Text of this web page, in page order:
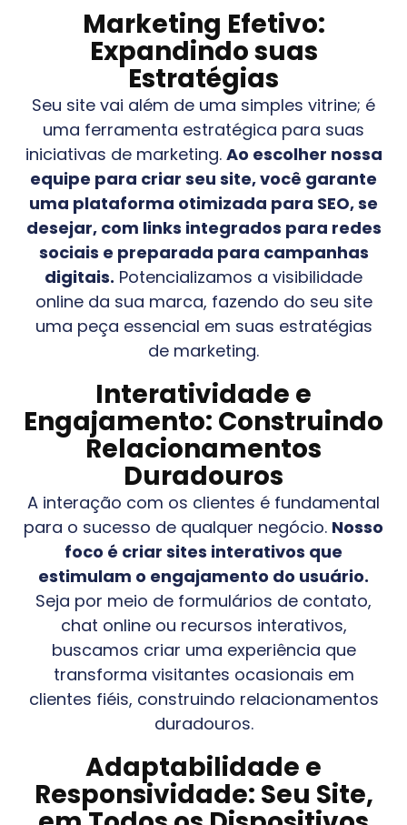
Marketing Efetivo:
Expandindo suas
Estratégias
Seu site vai além de uma simples vitrine; é
uma ferramenta estratégica para suas
iniciativas de marketing. Ao escolher nossa
equipe para criar seu site, você garante
uma plataforma otimizada para SEO, se
desejar, com links integrados para redes
sociais e preparada para campanhas
digitais. Potencializamos a visibilidade
online da sua marca, fazendo do seu site
uma peça essencial em suas estratégias
de marketing.
Interatividade e
Engajamento: Construindo
Relacionamentos
Duradouros
A interação com os clientes é fundamental
para o sucesso de qualquer negócio. Nosso
foco é criar sites interativos que
estimulam o engajamento do usuário.
Seja por meio de formulários de contato,
chat online ou recursos interativos,
buscamos criar uma experiência que
transforma visitantes ocasionais em
clientes fiéis, construindo relacionamentos
duradouros.
Adaptabilidade e
Responsividade: Seu Site,